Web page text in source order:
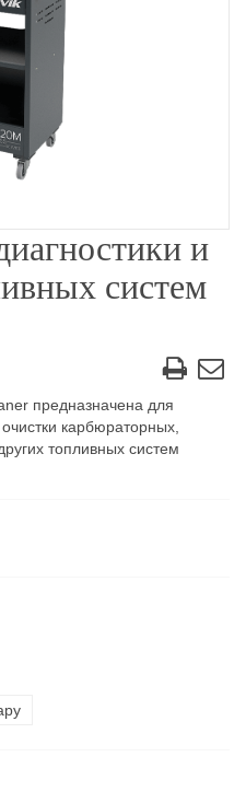
и
систем
предназначена для
карбюраторных,
топливных систем